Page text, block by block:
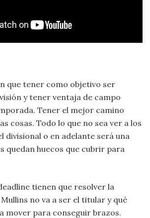
que tener como objetivo ser
y tener ventaja de campo
Tener el mejor camino
cosas. Todo lo que no sea ver a los
divisional o en adelante será una
quedan huecos que cubrir para
tienen que resolver la
no va a ser el titular y qué
mover para conseguir brazos.